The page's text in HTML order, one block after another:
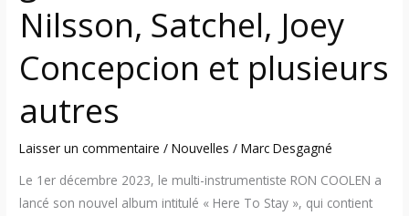
Nilsson, Satchel, Joey
Concepcion et plusieurs
autres
Laisser un commentaire /Nouvelles /Marc Desgagné
Le 1er décembre 2023, le multi-instrumentiste RON COOLEN a
lancé son nouvel album intitulé « Here To Stay », qui contient
et
plusieurs
autres